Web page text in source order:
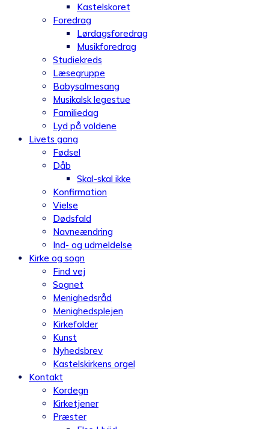
Kastelskoret
Foredrag
Lørdagsforedrag
Musikforedrag
Studiekreds
Læsegruppe
Babysalmesang
Musikalsk legestue
Familiedag
Lyd på voldene
Livets gang
Fødsel
Dåb
Skal-skal ikke
Konfirmation
Vielse
Dødsfald
Navneændring
Ind- og udmeldelse
Kirke og sogn
Find vej
Sognet
Menighedsråd
Menighedsplejen
Kirkefolder
Kunst
Nyhedsbrev
Kastelskirkens orgel
Kontakt
Kordegn
Kirketjener
Præster